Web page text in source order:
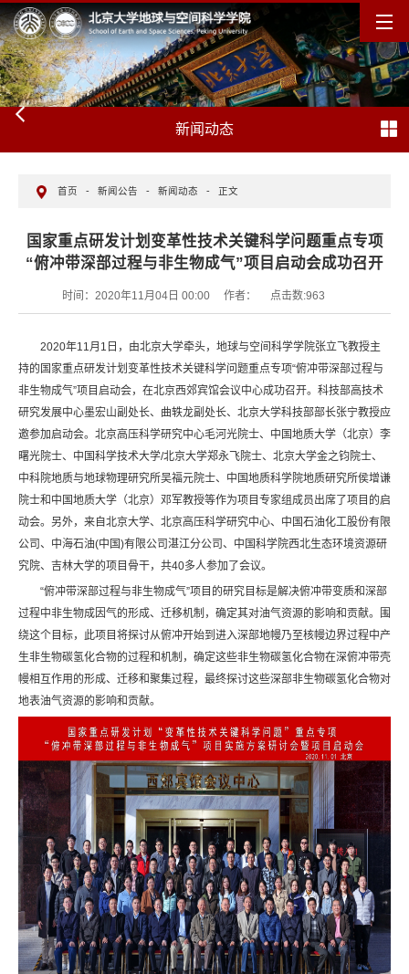
新闻动态
首页 - 新闻公告 - 新闻动态 - 正文
国家重点研发计划变革性技术关键科学问题重点专项
“俯冲带深部过程与非生物成气”项目启动会成功召开
时间：2020年11月04日 00:00 作者： 点击数:963
2020年11月1日，由北京大学牵头，地球与空间科学学院张立飞教授主
持的国家重点研发计划变革性技术关键科学问题重点专项“俯冲带深部过程与
非生物成气”项目启动会，在北京西郊宾馆会议中心成功召开。科技部高技术
研究发展中心墨宏山副处长、曲轶龙副处长、北京大学科技部部长张宁教授应
邀参加启动会。北京高压科学研究中心毛河光院士、中国地质大学（北京）李
曙光院士、中国科学技术大学/北京大学郑永飞院士、北京大学金之钧院士、
中科院地质与地球物理研究所吴福元院士、中国地质科学院地质研究所侯增谦
院士和中国地质大学（北京）邓军教授等作为项目专家组成员出席了项目的启
动会。另外，来自北京大学、北京高压科学研究中心、中国石油化工股份有限
公司、中海石油(中国)有限公司湛江分公司、中国科学院西北生态环境资源研
究院、吉林大学的项目骨干，共40多人参加了会议。
“俯冲带深部过程与非生物成气”项目的研究目标是解决俯冲带变质和深部
过程中非生物成因气的形成、迁移机制，确定其对油气资源的影响和贡献。围
绕这个目标，此项目将探讨从俯冲开始到进入深部地幔乃至核幔边界过程中产
生非生物碳氢化合物的过程和机制，确定这些非生物碳氢化合物在深俯冲带壳
幔相互作用的形成、迁移和聚集过程，最终探讨这些深部非生物碳氢化合物对
地表油气资源的影响和贡献。